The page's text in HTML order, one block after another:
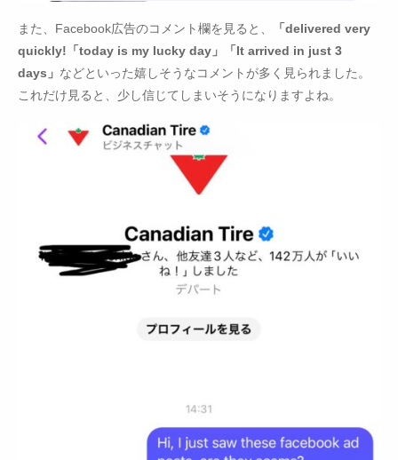
また、Facebook広告のコメント欄を見ると、
「delivered very
quickly!「today is my lucky day」「It arrived in just 3
days」 などといった嬉しそうなコメントが多く見られました。
これだけ見ると、少し信じてしまいそうになりますよね。